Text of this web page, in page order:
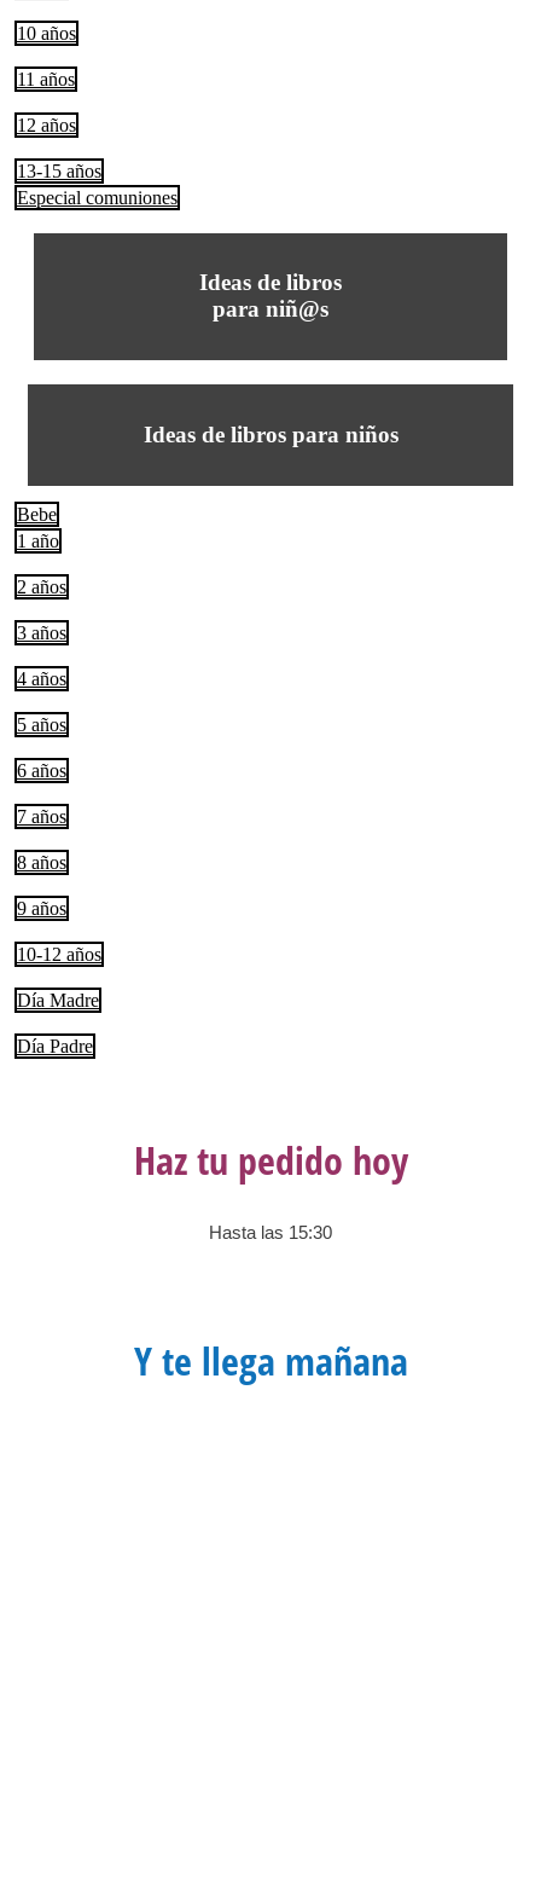
10 años
11 años
12 años
13-15 años
Especial comuniones
Ideas de libros
para niñ@s
Ideas de libros para niños
Bebe
1 año
2 años
3 años
4 años
5 años
6 años
7 años
8 años
9 años
10-12 años
Día Madre
Día Padre
Haz tu pedido hoy
Hasta las 15:30
Y te llega mañana